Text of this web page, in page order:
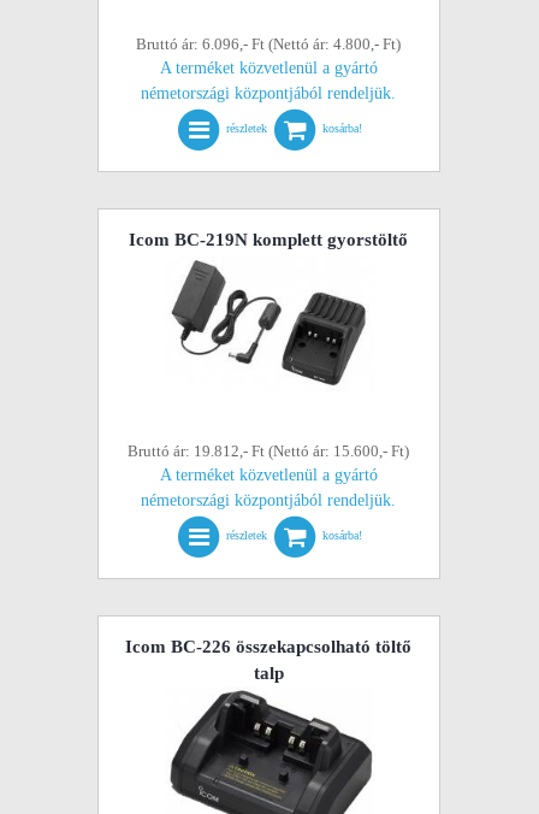
Bruttó ár: 6.096,- Ft (Nettó ár: 4.800,- Ft)
A terméket közvetlenül a gyártó
németországi központjából rendeljük.
részletek kosárba!
Icom BC-219N komplett gyorstöltő
Bruttó ár: 19.812,- Ft (Nettó ár: 15.600,- Ft)
A terméket közvetlenül a gyártó
németországi központjából rendeljük.
részletek kosárba!
Icom BC-226 összekapcsolható töltő
talp